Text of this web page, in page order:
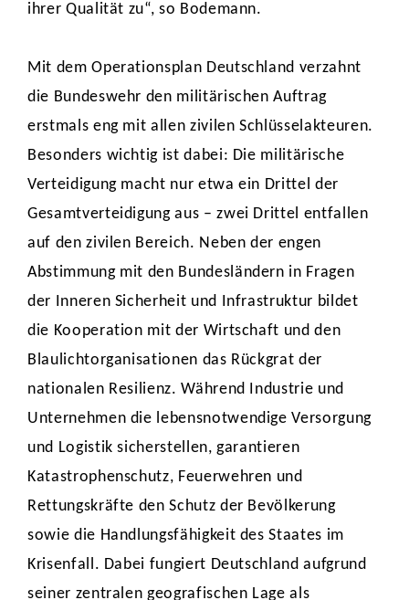
ihrer Qualität zu“, so Bodemann.
Mit dem Operationsplan Deutschland verzahnt
die Bundeswehr den militärischen Auftrag
erstmals eng mit allen zivilen Schlüsselakteuren.
Besonders wichtig ist dabei: Die militärische
Verteidigung macht nur etwa ein Drittel der
Gesamtverteidigung aus – zwei Drittel entfallen
auf den zivilen Bereich. Neben der engen
Abstimmung mit den Bundesländern in Fragen
der Inneren Sicherheit und Infrastruktur bildet
die Kooperation mit der Wirtschaft und den
Blaulichtorganisationen das Rückgrat der
nationalen Resilienz. Während Industrie und
Unternehmen die lebensnotwendige Versorgung
und Logistik sicherstellen, garantieren
Katastrophenschutz, Feuerwehren und
Rettungskräfte den Schutz der Bevölkerung
sowie die Handlungsfähigkeit des Staates im
Krisenfall. Dabei fungiert Deutschland aufgrund
seiner zentralen geografischen Lage als